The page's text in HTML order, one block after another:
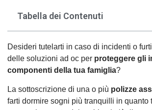
Tabella dei Contenuti
Desideri tutelarti in caso di incidenti o
delle soluzioni ad oc per proteggere gli
componenti della tua famiglia?
La sottoscrizione di una o più polizze
farti dormire sogni più tranquilli in quanto